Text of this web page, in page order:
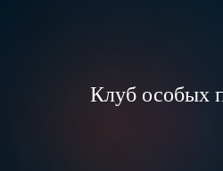
Клуб особых